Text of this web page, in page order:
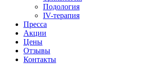
Подология
IV-терапия
Пресса
Акции
Цены
Отзывы
Контакты